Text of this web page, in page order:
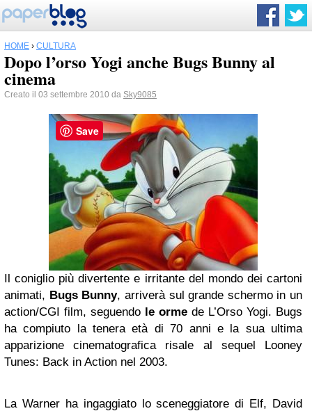
HOME › CULTURA
Dopo l’orso Yogi anche Bugs Bunny al
cinema
Creato il 03 settembre 2010 da Sky9085
Il coniglio più divertente e irritante del mondo dei cartoni
animati, Bugs Bunny, arriverà sul grande schermo in un
action/CGI film, seguendo le orme de L’Orso Yogi. Bugs
ha compiuto la tenera età di 70 anni e la sua ultima
apparizione cinematografica risale al sequel Looney
Tunes: Back in Action nel 2003.
La Warner ha ingaggiato lo sceneggiatore di Elf, David
Save